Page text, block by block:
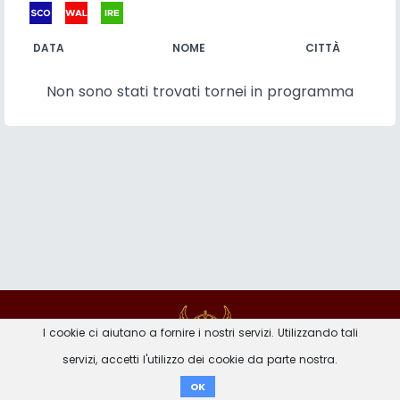
DATA NOME CITTÀ
Non sono stati trovati tornei in programma
Donare
I cookie ci aiutano a fornire i nostri servizi. Utilizzando tali
servizi, accetti l'utilizzo dei cookie da parte nostra.
OK